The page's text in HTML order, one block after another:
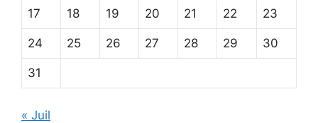
17 18 19 20 21 22 23
24 25 26 27 28 29 30
31
« Juil